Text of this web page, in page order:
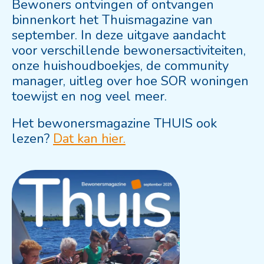
Bewoners ontvingen of ontvangen
binnenkort het Thuismagazine van
september. In deze uitgave aandacht
voor verschillende bewonersactiviteiten,
onze huishoudboekjes, de community
manager, uitleg over hoe SOR woningen
toewijst en nog veel meer.
Het bewonersmagazine THUIS ook
lezen? Dat kan hier.